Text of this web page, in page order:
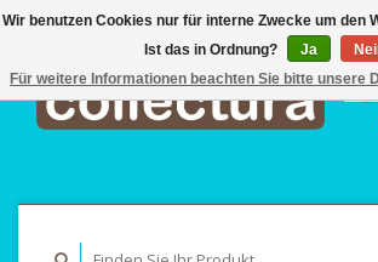
Wir benutzen Cookies nur für interne Zwecke um den
Ist das in Ordnung?
Ja
Für weitere Informationen beachten Sie bitte unsere